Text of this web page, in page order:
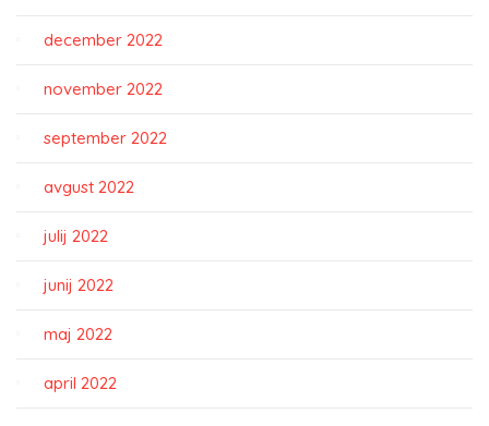
december 2022
november 2022
september 2022
avgust 2022
julij 2022
junij 2022
maj 2022
april 2022